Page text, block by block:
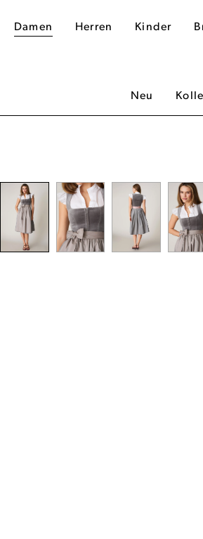
Damen Herren Kinder
Neu